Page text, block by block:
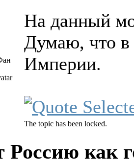
На данный
Думаю, что в
Империи.
The topic has been locked.
Россию как